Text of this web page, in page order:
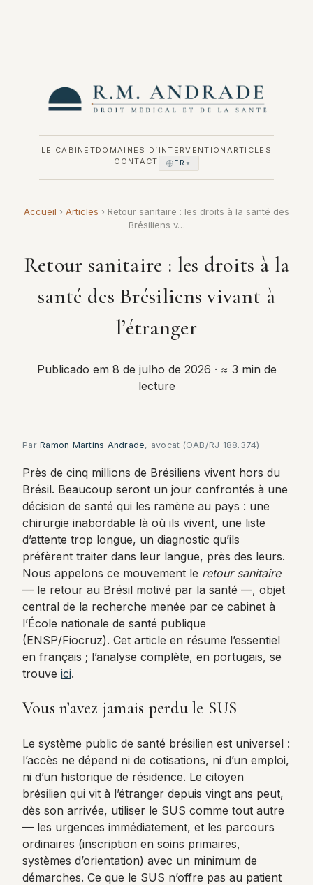
LE CABINETDOMAINES D’INTERVENTION ARTICLES
CONTACT
FR ▼
Accueil › Articles › Retour sanitaire : les droits à la santé des
Brésiliens v…
Retour sanitaire : les droits à la
santé des Brésiliens vivant à
l’étranger
Publicado em 8 de julho de 2026 · ≈ 3 min de
lecture
Par Ramon Martins Andrade, avocat (OAB/RJ 188.374)
Près de cinq millions de Brésiliens vivent hors du
Brésil. Beaucoup seront un jour confrontés à une
décision de santé qui les ramène au pays : une
chirurgie inabordable là où ils vivent, une liste
d’attente trop longue, un diagnostic qu’ils
préfèrent traiter dans leur langue, près des leurs.
Nous appelons ce mouvement le retour sanitaire
— le retour au Brésil motivé par la santé —, objet
central de la recherche menée par ce cabinet à
l’École nationale de santé publique
(ENSP/Fiocruz). Cet article en résume l’essentiel
en français ; l’analyse complète, en portugais, se
trouve ici.
Vous n’avez jamais perdu le SUS
Le système public de santé brésilien est universel :
l’accès ne dépend ni de cotisations, ni d’un emploi,
ni d’un historique de résidence. Le citoyen
brésilien qui vit à l’étranger depuis vingt ans peut,
dès son arrivée, utiliser le SUS comme tout autre
— les urgences immédiatement, et les parcours
ordinaires (inscription en soins primaires,
systèmes d’orientation) avec un minimum de
démarches. Ce que le SUS n’offre pas au patient